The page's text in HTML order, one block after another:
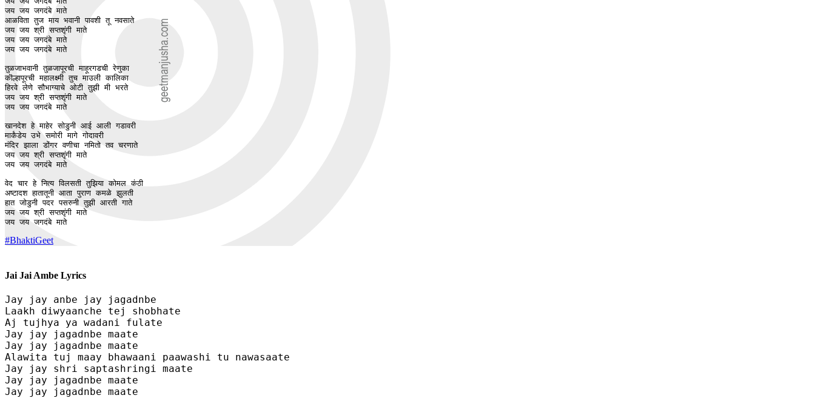
जय जय जगदंबे माते
आळविता तुज माय भवानी पावशी तू नवसाते
जय जय श्री सप्तशृंगी माते
जय जय जगदंबे माते
जय जय जगदंबे माते
तुळजाभवानी तुळजापूरची माहूरगडची रेणुका
कॊल्हापूरची महालक्ष्मी तुच माउली कालिका
हिरवे लेणे सौभाग्याचे ओटी तुझी मी भरते
जय जय श्री सप्तशृंगी माते
जय जय जगदंबे माते
खानदेश हे माहेर सोडुनी आई आली गडावरी
मार्कंडेय उभे समोरी मागे गोदावरी
मंदिर झाला डोंगर वणीचा नमितो तव चरणाते
जय जय श्री सप्तशृंगी माते
जय जय जगदंबे माते
वेद चार हे नित्य विलसती तुझिया कोमल कंठी
अष्टादश हातातूनी आता पुराण कमळे झुलती
हात जोडुनी पदर पसरुनी तुझी आरती गाते
जय जय श्री सप्तशृंगी माते
जय जय जगदंबे माते
#BhaktiGeet
Jai Jai Ambe Lyrics
Jay jay anbe jay jagadnbe
Laakh diwyaanche tej shobhate
Aj tujhya ya wadani fulate
Jay jay jagadnbe maate
Jay jay jagadnbe maate
Alawita tuj maay bhawaani paawashi tu nawasaate
Jay jay shri saptashringi maate
Jay jay jagadnbe maate
Jay jay jagadnbe maate